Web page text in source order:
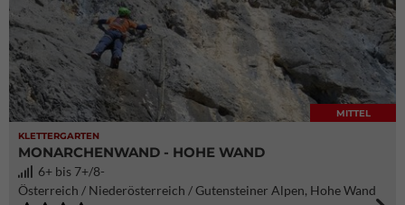
KLETTERGARTEN
MITTEL
MONARCHENWAND - HOHE WAND
6+ bis 7+/8-
Österreich / Niederösterreich / Gutensteiner Alpen, Hohe Wand